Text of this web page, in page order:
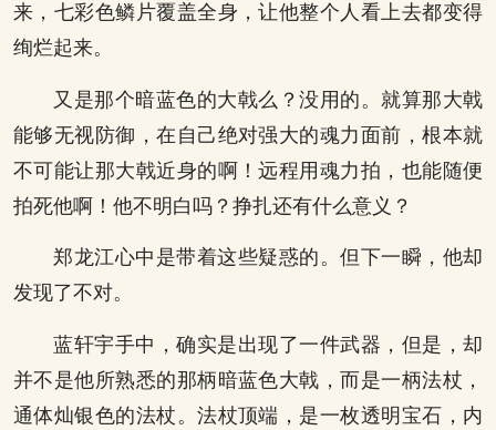
来，七彩色鳞片覆盖全身，让他整个人看上去都变得
绚烂起来。
又是那个暗蓝色的大戟么？没用的。就算那大戟
能够无视防御，在自己绝对强大的魂力面前，根本就
不可能让那大戟近身的啊！远程用魂力拍，也能随便
拍死他啊！他不明白吗？挣扎还有什么意义？
郑龙江心中是带着这些疑惑的。但下一瞬，他却
发现了不对。
蓝轩宇手中，确实是出现了一件武器，但是，却
并不是他所熟悉的那柄暗蓝色大戟，而是一柄法杖，
通体灿银色的法杖。法杖顶端，是一枚透明宝石，内